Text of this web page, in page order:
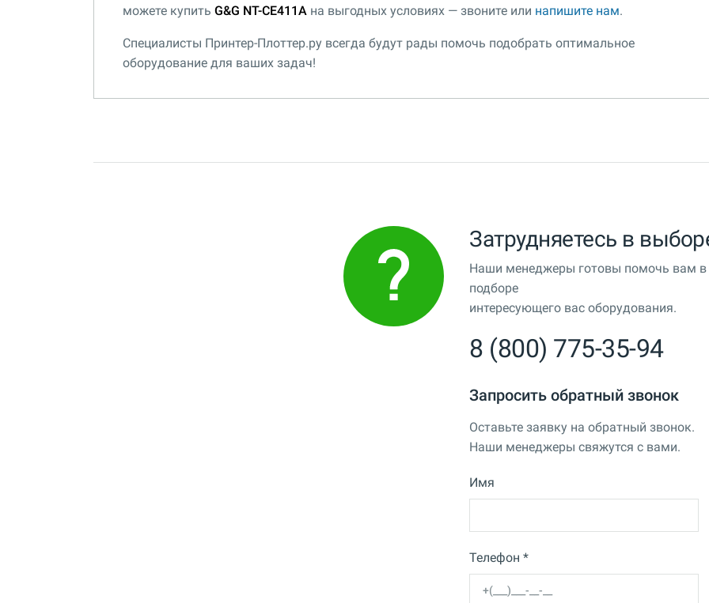
можете купить G&G NT-CE411A на выгодных условиях — звоните или напишите нам.
Специалисты Принтер-Плоттер.ру всегда будут рады помочь подобрать оптимальное
оборудование для ваших задач!
Затрудняетесь в
Наши менеджеры готовы помочь вам в
подборе
интересующего вас оборудования.
8 (800) 775-35-94
Запросить обратный звонок
Оставьте заявку на обратный звонок.
Наши менеджеры свяжутся с вами.
Имя
Телефон *